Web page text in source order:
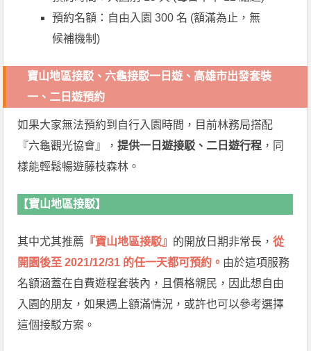
預約名額：自由入園 300 名 (額滿為止，無
候補機制)
寶山地區接駁、六龜接駁一日遊、高雄市出發套裝
一、二日遊預約
如果大家無法預約到自行入園時間，目前林務局搭配
『六龜觀光協會』，提供一日遊接駁、二日遊行程 ，同
樣能輕鬆暢遊藤枝森林。
【寶山地區接駁】
其中尤其推薦 『寶山地區接駁』 的開放日期非常長，從
開園後至 2021/12/31 的任一天都可預約。 由於這項服務
名額涵蓋在自費遊程套裝內，且價格親民，因此想自由
入園的朋友，如果遇上額滿情況，或許也可以參考選擇
這個接駁方案。